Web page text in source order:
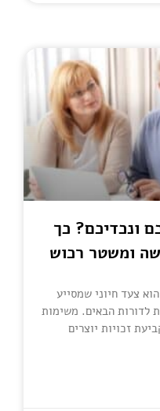
ונכדיכם? כך
ומשטר רכוש
צעד חיוני שמסייע
לדורות הבאים. משימות
זכויות יוצרים